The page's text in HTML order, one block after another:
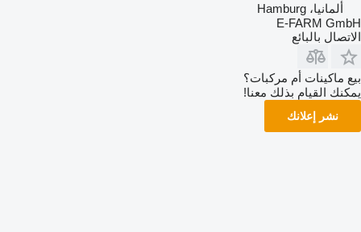
ألمانيا، Hamburg
E-FARM GmbH
الاتصال بالبائع
بيع ماكينات أم مركبات؟
يمكنك القيام بذلك معنا!
نشر إعلانك